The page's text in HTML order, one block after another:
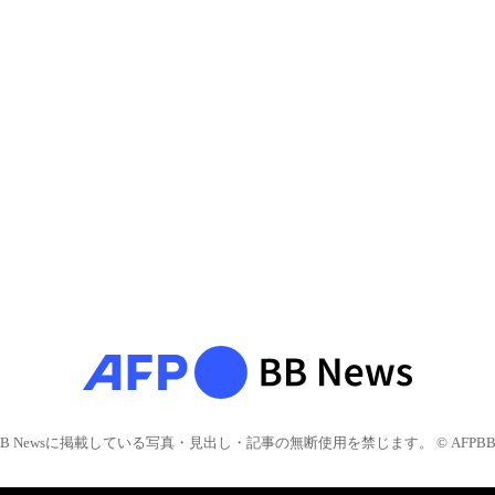
Newsに掲載している写真・見出し・記事の無断使用を禁じます。 © AFPBB